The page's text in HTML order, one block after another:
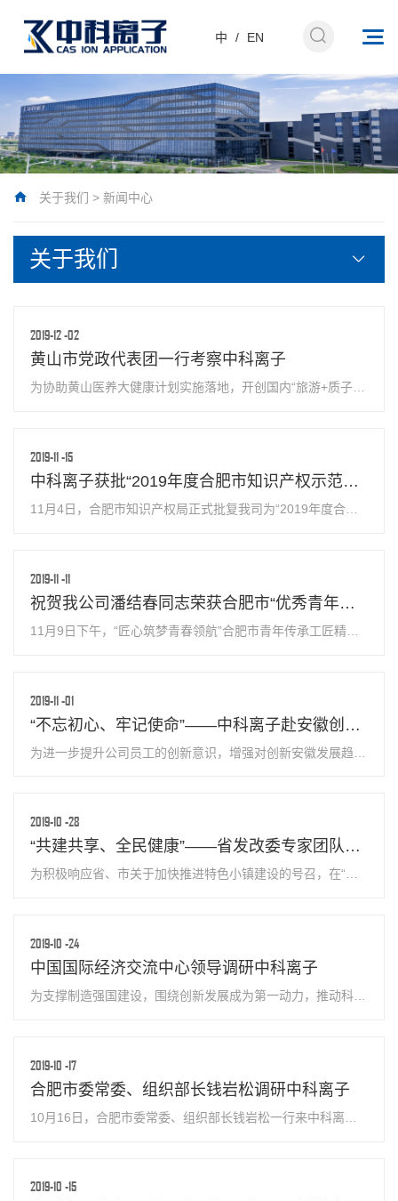
中 / EN
关于我们 > 新闻中心
关于我们
2019-12-02
黄山市党政代表团一行考察中科离子
为协助黄山医养大健康计划实施落地，开创国内“旅游+质子治
2019-11-15
中科离子获批“2019年度合肥市知识产权示范企业”
11月4日，合肥市知识产权局正式批复我司为“2019年度合肥
2019-11-11
祝贺我公司潘结春同志荣获合肥市“优秀青年工匠”荣誉称号
11月9日下午，“匠心筑梦青春领航”合肥市青年传承工匠精神
2019-11-01
“不忘初心、牢记使命”——中科离子赴安徽创新馆开展主题教育活动
为进一步提升公司员工的创新意识，增强对创新安徽发展趋势
2019-10 -28
“共建共享、全民健康”——省发改委专家团队考察中科离子
为积极响应省、市关于加快推进特色小镇建设的号召，在“共
2019-10 -24
中国国际经济交流中心领导调研中科离子
为支撑制造强国建设，围绕创新发展成为第一动力，推动科研
2019-10 -17
合肥市委常委、组织部长钱岩松调研中科离子
10月16日，合肥市委常委、组织部长钱岩松一行来中科离子
2019-10 -15